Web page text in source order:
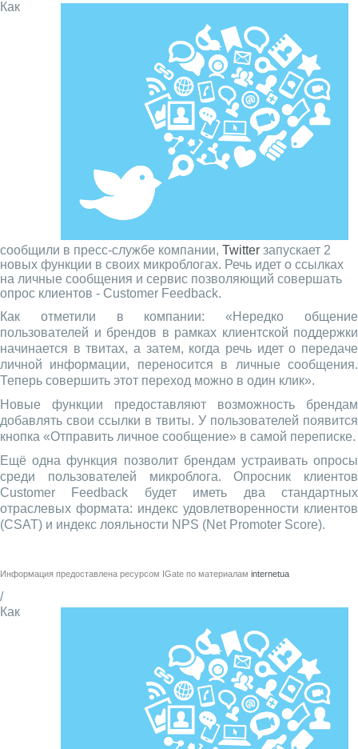
Как
сообщили в пресс-службе компании, Twitter запускает 2
новых функции в своих микроблогах. Речь идет о ссылках
на личные сообщения и сервис позволяющий совершать
опрос клиентов - Customer Feedback.
Как отметили в компании: «Нередко общение
пользователей и брендов в рамках клиентской поддержки
начинается в твитах, а затем, когда речь идет о передаче
личной информации, переносится в личные сообщения.
Теперь совершить этот переход можно в один клик».
Новые функции предоставляют возможность брендам
добавлять свои ссылки в твиты. У пользователей появится
кнопка «Отправить личное сообщение» в самой переписке.
Ещё одна функция позволит брендам устраивать опросы
среди пользователей микроблога. Опросник клиентов
Customer Feedback будет иметь два стандартных
отраслевых формата: индекс удовлетворенности клиентов
(CSAT) и индекс лояльности NPS (Net Promoter Score).
Информация предоставлена ресурсом IGate по материалам internetua
/
Как